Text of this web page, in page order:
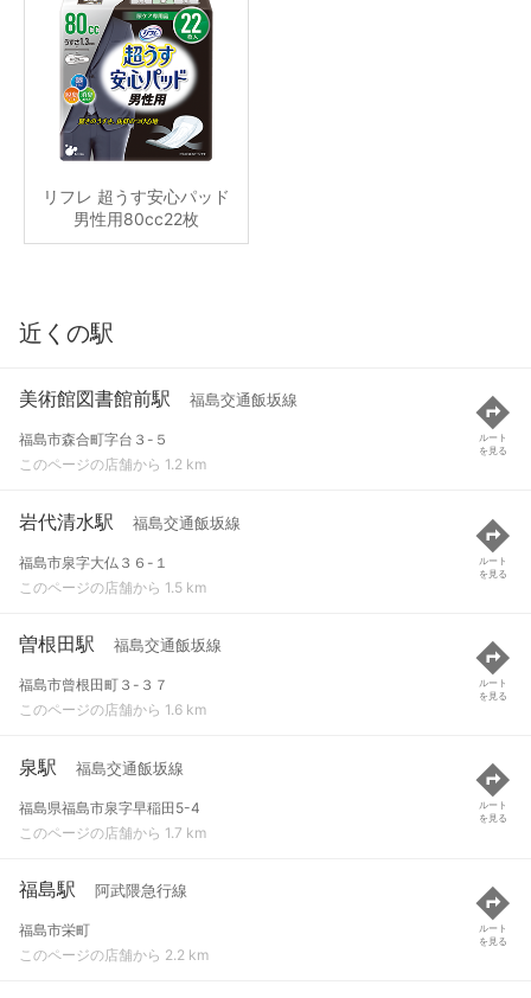
リフレ 超うす安心パッド
男性用80cc22枚
近くの駅
美術館図書館前駅 福島交通飯坂線
福島市森合町字台３-５
このページの店舗から 1.2 km
ルート
を見る
岩代清水駅 福島交通飯坂線
福島市泉字大仏３６-１
このページの店舗から 1.5 km
ルート
を見る
曽根田駅 福島交通飯坂線
福島市曾根田町３-３７
このページの店舗から 1.6 km
ルート
を見る
泉駅 福島交通飯坂線
福島県福島市泉字早稲田5-4
このページの店舗から 1.7 km
ルート
を見る
福島駅 阿武隈急行線
福島市栄町
このページの店舗から 2.2 km
ルート
を見る